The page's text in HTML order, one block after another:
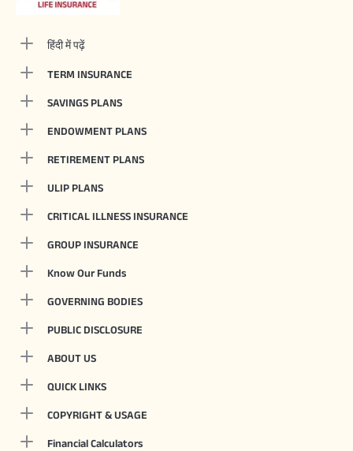
हिंदी में पढ़ें
TERM INSURANCE
SAVINGS PLANS
ENDOWMENT PLANS
RETIREMENT PLANS
ULIP PLANS
CRITICAL ILLNESS INSURANCE
GROUP INSURANCE
Know Our Funds
GOVERNING BODIES
PUBLIC DISCLOSURE
ABOUT US
QUICK LINKS
COPYRIGHT & USAGE
Financial Calculators